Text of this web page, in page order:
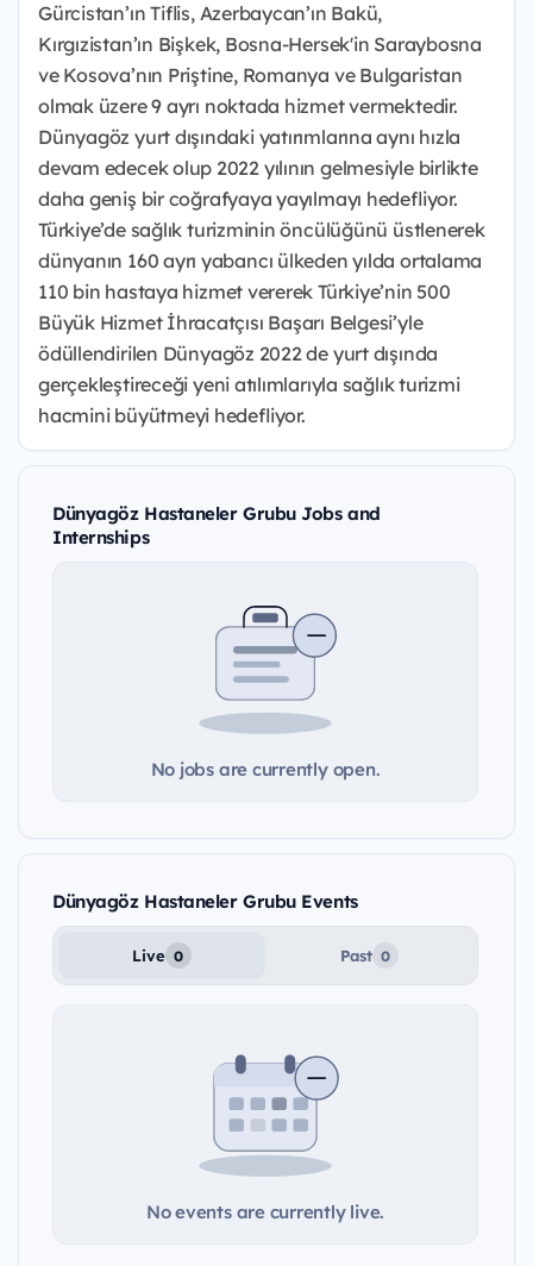
Gürcistan’ın Tiflis, Azerbaycan’ın Bakü,
Kırgızistan’ın Bişkek, Bosna-Hersek'in Saraybosna
ve Kosova’nın Priştine, Romanya ve Bulgaristan
olmak üzere 9 ayrı noktada hizmet vermektedir.
Dünyagöz yurt dışındaki yatırımlarına aynı hızla
devam edecek olup 2022 yılının gelmesiyle birlikte
daha geniş bir coğrafyaya yayılmayı hedefliyor.
Türkiye’de sağlık turizminin öncülüğünü üstlenerek
dünyanın 160 ayrı yabancı ülkeden yılda ortalama
110 bin hastaya hizmet vererek Türkiye’nin 500
Büyük Hizmet İhracatçısı Başarı Belgesi’yle
ödüllendirilen Dünyagöz 2022 de yurt dışında
gerçekleştireceği yeni atılımlarıyla sağlık turizmi
hacmini büyütmeyi hedefliyor.
Dünyagöz Hastaneler Grubu Jobs and
Internships
No jobs are currently open.
Dünyagöz Hastaneler Grubu Events
Live 0 Past 0
No events are currently live.